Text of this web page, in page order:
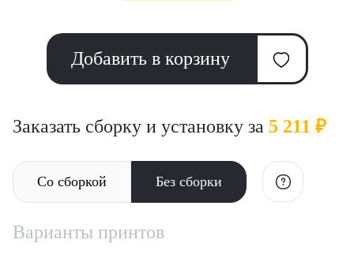
Добавить в корзину
Заказать сборку и установку за 5 211 ₽
Со сборкой Без сборки
Варианты принтов